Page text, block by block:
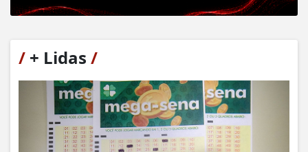
/ + Lidas /